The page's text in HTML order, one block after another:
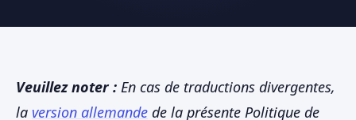
Veuillez noter : En cas de traductions divergentes,
la version allemande de la présente Politique de